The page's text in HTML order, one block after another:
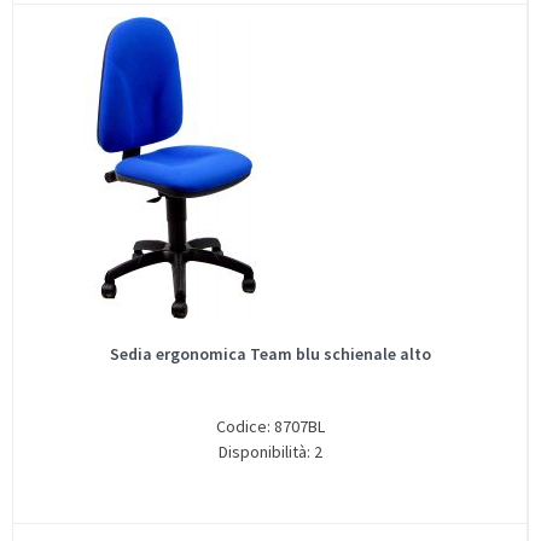
Sedia ergonomica Team blu schienale alto
Codice: 8707BL
Disponibilità: 2